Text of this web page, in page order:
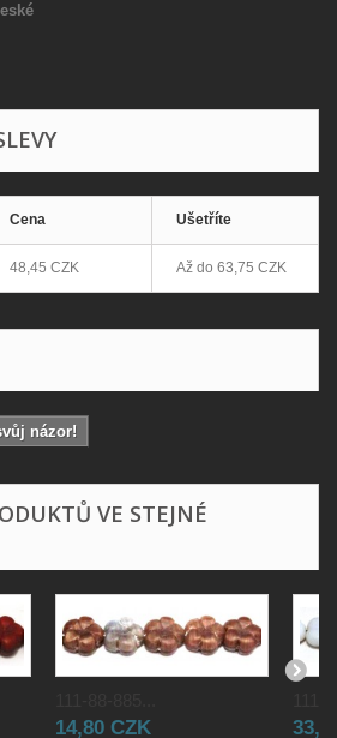
Cena Ušetříte
48,45 CZK Až do 63,75 CZK
názor!
VE STEJNÉ
14,80 CZK